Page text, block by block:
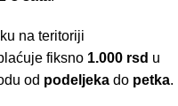
na teritoriji
fiksno 1.000 rsd u
od podeljeka do petka.